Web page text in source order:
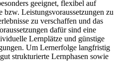
geeignet, flexibel auf
bzw. Leistungsvoraussetzungen zu
zu verschaffen und das
dafür sind eine
Lernplätze und günstige
Um Lernerfolge langfristig
strukturierte Lernphasen sowie